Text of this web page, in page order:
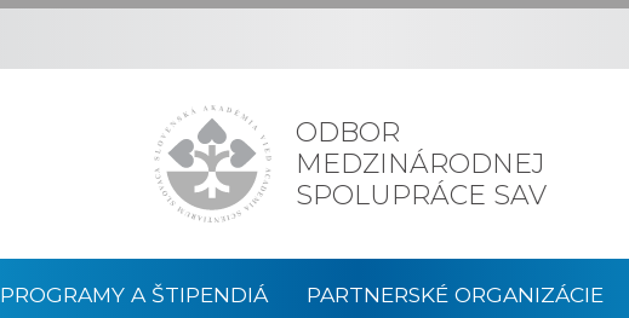
ODBOR
MEDZINÁRODNEJ
SPOLUPRÁCE SAV
PROGRAMY A ŠTIPENDIÁ PARTNERSKÉ ORGANIZÁCIE